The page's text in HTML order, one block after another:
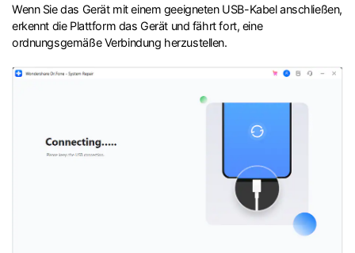
Wenn Sie das Gerät mit einem geeigneten USB-Kabel anschließen,
erkennt die Plattform das Gerät und fährt fort, eine
ordnungsgemäße Verbindung herzustellen.